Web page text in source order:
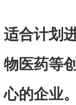
适合计划
物医药等
心的企业。